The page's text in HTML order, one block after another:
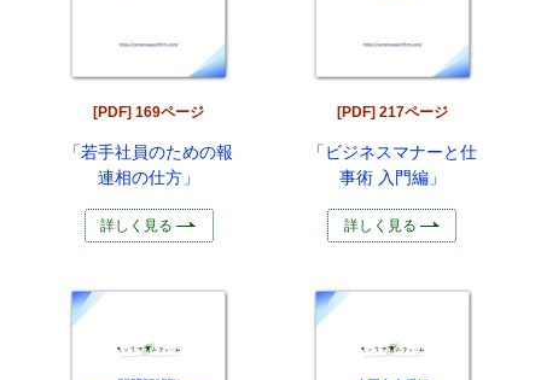
[PDF] 169ページ
「若手社員のための報
連相の仕方」
詳しく見る
[PDF] 217ページ
「ビジネスマナーと仕
事術 入門編」
詳しく見る